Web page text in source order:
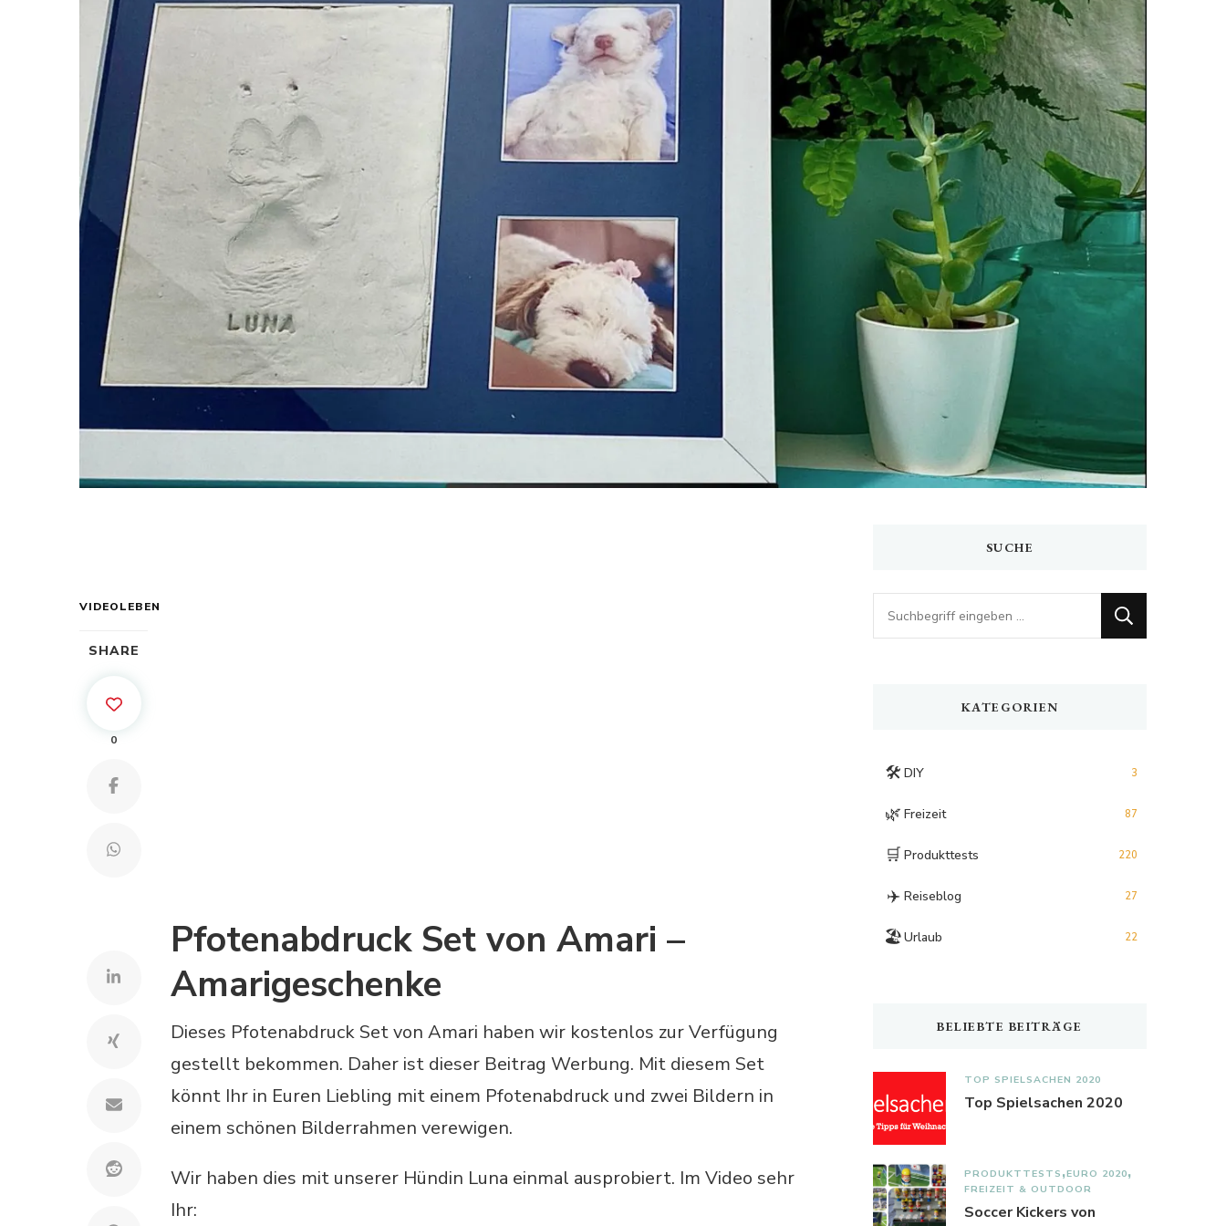
VIDEOLEBEN
SHARE
0
Pfotenabdruck Set von Amari –
Amarigeschenke
Dieses Pfotenabdruck Set von Amari haben wir kostenlos zur Verfügung
gestellt bekommen. Daher ist dieser Beitrag Werbung. Mit diesem Set
könnt Ihr in Euren Liebling mit einem Pfotenabdruck und zwei Bildern in
einem schönen Bilderrahmen verewigen.
Wir haben dies mit unserer Hündin Luna einmal ausprobiert. Im Video sehr
Ihr:
SUCHE
Looking
for
KATEGORIEN
🛠️ DIY 3
🌿 Freizeit 87
🛒 Produkttests 220
✈️ Reiseblog 27
🏖️Urlaub 22
BELIEBTE BEITRÄGE
TOP SPIELSACHEN 2020
Top Spielsachen 2020
PRODUKTTESTS EURO 2020
FREIZEIT & OUTDOOR
Soccer Kickers von